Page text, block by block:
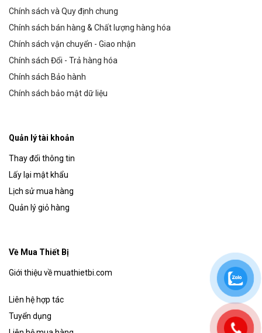
Chính sách và Quy định chung
Chính sách bán hàng & Chất lượng hàng hóa
Chính sách vận chuyển - Giao nhận
Chính sách Đổi - Trả hàng hóa
Chính sách Bảo hành
Chính sách bảo mật dữ liệu
Quản lý tài khoản
Thay đổi thông tin
Lấy lại mật khẩu
Lịch sử mua hàng
Quản lý giỏ hàng
Về Mua Thiết Bị
Giới thiệu về muathietbi.com
Liên hệ hợp tác
Tuyển dụng